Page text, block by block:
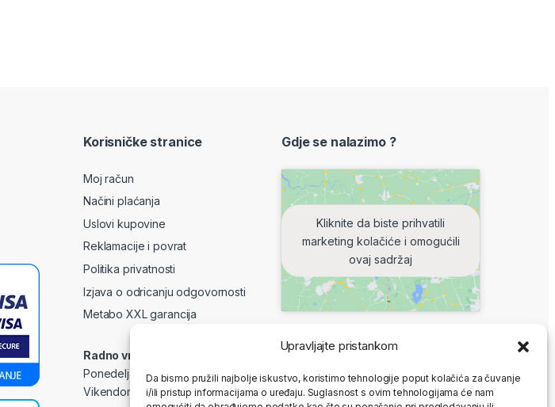
Upravljajte pristankom
Da bismo pružili najbolje iskustvo, koristimo tehnologije poput kolačića za čuvanje
i/ili pristup informacijama o uređaju. Suglasnost s ovim tehnologijama će nam
Korisničke stranice
Moj račun
Načini plaćanja
Uslovi kupovine
Reklamacije i povrat
Politika privatnosti
Izjava o odricanju odgovornosti
Metabo XXL garancija
Radno vrijeme
Ponedeljak – Petak: 08-16 h
Vikendom i praznicima: ne radimo
Gdje se nalazimo ?
Kliknite da biste prihvatili
marketing kolačiće i omogućili
ovaj sadržaj